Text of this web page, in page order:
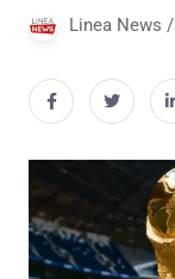
Linea News /